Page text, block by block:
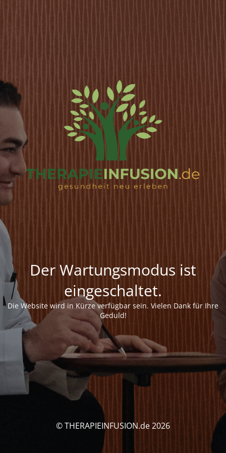
Der Wartungsmodus ist
eingeschaltet.
Die Website wird in Kürze verfügbar sein. Vielen Dank für Ihre
Geduld!
© THERAPIEINFUSION.de 2026